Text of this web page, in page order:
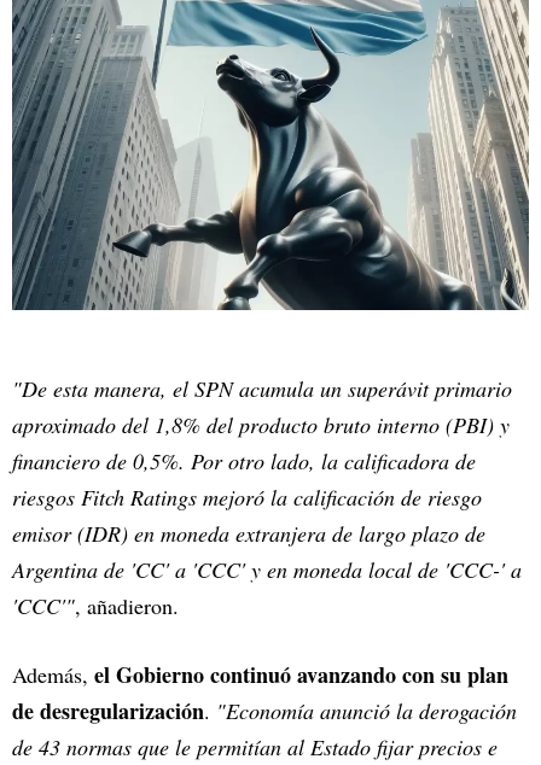
"De esta manera, el SPN acumula un superávit primario
aproximado del 1,8% del producto bruto interno (PBI) y
financiero de 0,5%. Por otro lado, la calificadora de
riesgos Fitch Ratings mejoró la calificación de riesgo
emisor (IDR) en moneda extranjera de largo plazo de
Argentina de 'CC' a 'CCC' y en moneda local de 'CCC-' a
'CCC'", añadieron.
Además, el Gobierno continuó avanzando con su plan
de desregularización. "Economía anunció la derogación
de 43 normas que le permitían al Estado fijar precios e